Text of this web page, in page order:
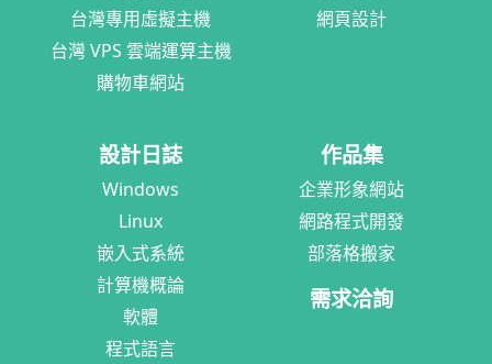
台灣專用虛擬主機
台灣 VPS 雲端運算主機
購物車網站
網頁設計
設計日誌
Windows
Linux
嵌入式系統
計算機概論
軟體
程式語言
作品集
企業形象網站
網路程式開發
部落格搬家
需求洽詢